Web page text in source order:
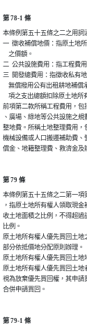
第 78-1 條
本條例第五十五條之二之用詞
一  徵收補償地價：指原土地
    之價額。
二  公共設施費用：指工程費
三  開發總費用：指徵收私有
無償撥用公有出租耕地補
項之支出總額扣除原土地
前項第二款所稱工程費用，包
、廣場、綠地等公共設施之
整地費。所稱土地整理費用，
機械設備或人口搬遷補助費、
償金、地籍整理費、救濟金及
第 79 條
本條例第五十五條之二第一項
，指原土地所有權人領取現
收土地面積之比例，不得超過
比例。
原土地所有權人優先買回土地
部分依抵價地分配原則辦理。
原土地所有權人優先買回土地
原土地所有權人優先買回土地
視為放棄優先買回權，其申請
合併申請買回。
第 79-1 條